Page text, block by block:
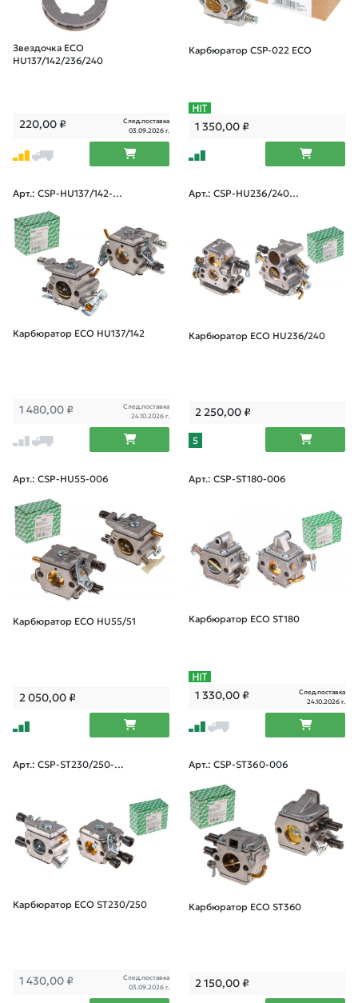
Звездочка ECO
HU137/142/236/240
220,00₽
След.поставка
03.09.2026 г.
Карбюратор CSP-022 ECO
1 350,00₽
Арт.: CSP-HU137/142-0
Карбюратор ECO HU137/142
1 480,00 ₽
След.поставка
24.10.2026 г.
Арт.: CSP-HU236/240-0
Карбюратор ECO HU236/240
2 250,00₽
5
Арт.: CSP-HU55-006
Карбюратор ECO HU55/51
2 050,00₽
Арт.: CSP-ST180-006
Карбюратор ECO ST180
1 330,00₽
След.поставка
24.10.2026 г.
Арт.: CSP-ST230/250-0
Карбюратор ECO ST230/250
1 430,00 ₽
След.поставка
03.09.2026 г.
Арт.: CSP-ST360-006
Карбюратор ECO ST360
2 150,00₽